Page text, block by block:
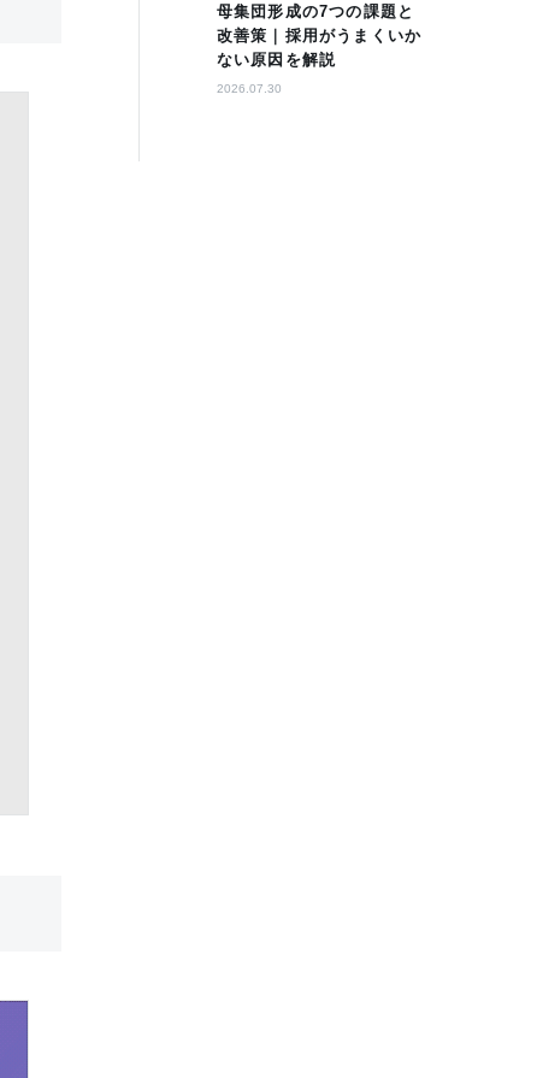
母集団形成の7つの課題と
改善策｜採用がうまくいか
ない原因を解説
2026.07.30